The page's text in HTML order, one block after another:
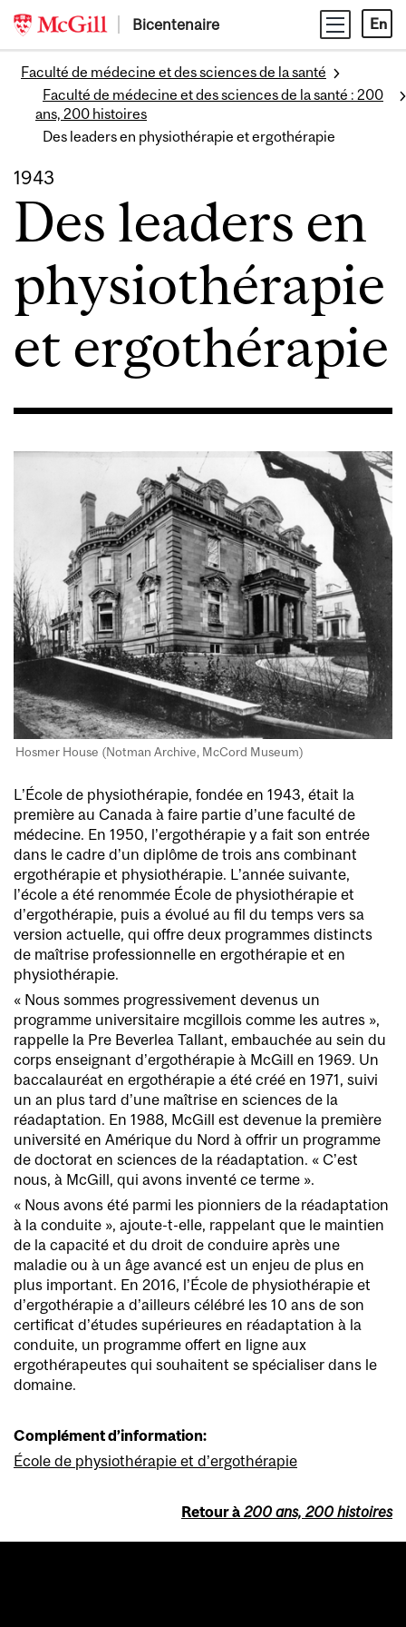
Skip
content
Bicentenaire En
Faculté de médecine et des sciences de la santé
Faculté de médecine et des sciences de la santé : 200
ans, 200 histoires
Des leaders en physiothérapie et ergothérapie
1943
Des leaders en
physiothérapie
et ergothérapie
Hosmer House (Notman Archive, McCord Museum)
L’École de physiothérapie, fondée en 1943, était la
première au Canada à faire partie d’une faculté de
médecine. En 1950, l’ergothérapie y a fait son entrée
dans le cadre d’un diplôme de trois ans combinant
ergothérapie et physiothérapie. L’année suivante,
l’école a été renommée École de physiothérapie et
d’ergothérapie, puis a évolué au fil du temps vers sa
version actuelle, qui offre deux programmes distincts
de maîtrise professionnelle en ergothérapie et en
physiothérapie.
« Nous sommes progressivement devenus un
programme universitaire mcgillois comme les autres »,
rappelle la Pre Beverlea Tallant, embauchée au sein du
corps enseignant d’ergothérapie à McGill en 1969. Un
baccalauréat en ergothérapie a été créé en 1971, suivi
un an plus tard d’une maîtrise en sciences de la
réadaptation. En 1988, McGill est devenue la première
université en Amérique du Nord à offrir un programme
de doctorat en sciences de la réadaptation. « C’est
nous, à McGill, qui avons inventé ce terme ».
« Nous avons été parmi les pionniers de la réadaptation
à la conduite », ajoute-t-elle, rappelant que le maintien
de la capacité et du droit de conduire après une
maladie ou à un âge avancé est un enjeu de plus en
plus important. En 2016, l’École de physiothérapie et
d’ergothérapie a d’ailleurs célébré les 10 ans de son
certificat d’études supérieures en réadaptation à la
conduite, un programme offert en ligne aux
ergothérapeutes qui souhaitent se spécialiser dans le
domaine.
Complément d’information:
École de physiothérapie et d’ergothérapie
Retour à 200 ans, 200 histoires